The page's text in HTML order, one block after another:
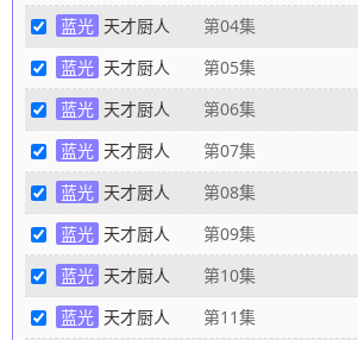
蓝光 天才厨人
第04集
蓝光 天才厨人
第05集
蓝光 天才厨人
第06集
蓝光 天才厨人
第07集
蓝光 天才厨人
第08集
蓝光 天才厨人
第09集
蓝光 天才厨人
第10集
蓝光 天才厨人
第11集